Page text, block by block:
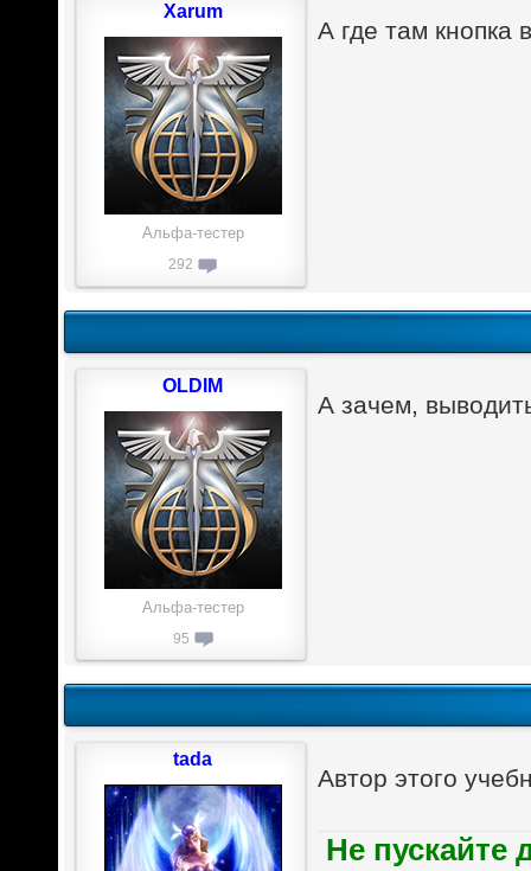
А где там кнопка
Xarum
Альфа-тестер
292
А зачем,
OLDIM
Альфа-тестер
95
Автор этого
Не пускайте
tada